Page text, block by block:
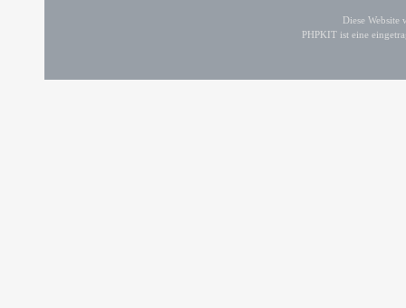
Diese
PHPKIT ist eine